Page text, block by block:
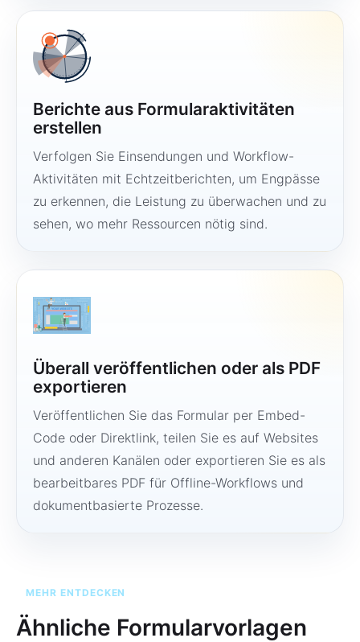
Berichte aus Formularaktivitäten
erstellen
Verfolgen Sie Einsendungen und Workflow-
Aktivitäten mit Echtzeitberichten, um Engpässe
zu erkennen, die Leistung zu überwachen und zu
sehen, wo mehr Ressourcen nötig sind.
Überall veröffentlichen oder als PDF
exportieren
Veröffentlichen Sie das Formular per Embed-
Code oder Direktlink, teilen Sie es auf Websites
und anderen Kanälen oder exportieren Sie es als
bearbeitbares PDF für Offline-Workflows und
dokumentbasierte Prozesse.
MEHR ENTDECKEN
Ähnliche Formularvorlagen